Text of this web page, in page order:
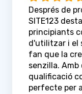
Després de
SITE123
principiants
d'utilitzar i el
fan que la
senzilla. Amb
qualificació
perfecte per